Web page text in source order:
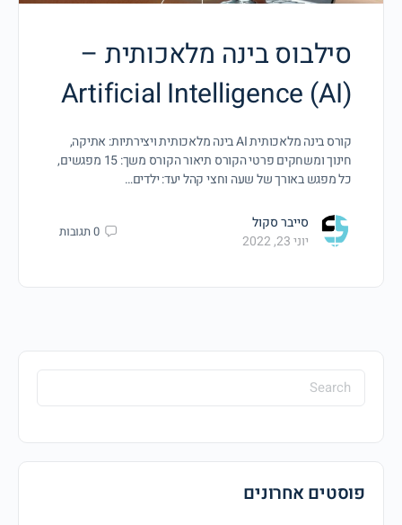
סילבוס בינה מלאכותית –
Artificial Intelligence (AI)
קורס בינה מלאכותית AI בינה מלאכותית ויצירתיות: אתיקה,
חינוך ומשחקים פרטי הקורס תיאור הקורס משך: 15 מפגשים,
כל מפגש באורך של שעה וחצי קהל יעד: ילדים…
סייבר סקול
יוני 23, 2022
0תגובות
פוסטים אחרונים